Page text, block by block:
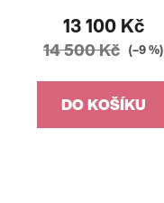
13 100 Kč
14 500 Kč (–9 %)
DO KOŠÍKU